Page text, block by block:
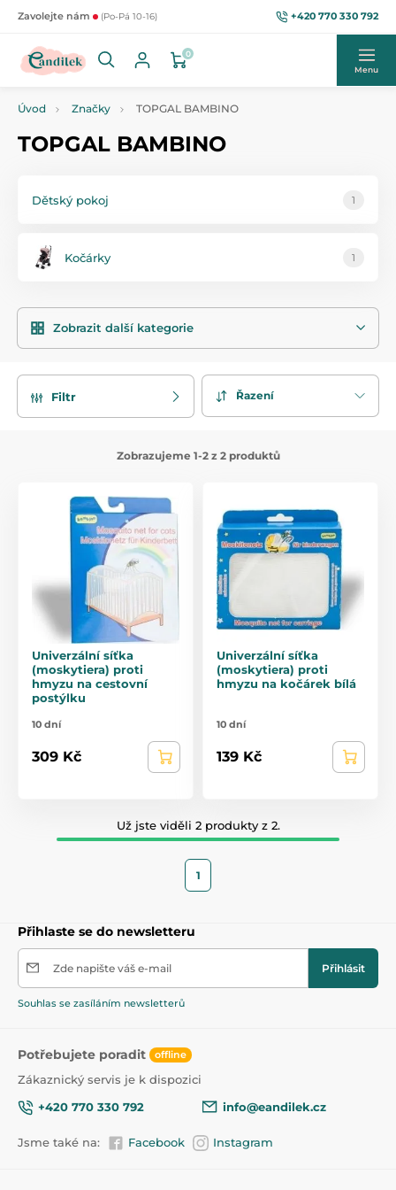
Zavolejte nám (Po-Pá 10-16) +420 770 330 792
0
Menu
Úvod Značky TOPGAL BAMBINO
TOPGAL BAMBINO
Dětský pokoj 1
Kočárky 1
Zobrazit další kategorie
Filtr Řazení
Zobrazujeme 1-2 z 2 produktů
Univerzální síťka
(moskytiera) proti
hmyzu na cestovní
postýlku
10 dní
309 Kč
Univerzální síťka
(moskytiera) proti
hmyzu na kočárek bílá
10 dní
139 Kč
Už jste viděli 2 produkty z 2.
1
Přihlaste se do newsletteru
Zde napište váš e-mail Přihlásit
Souhlas se zasíláním newsletterů
Potřebujete poradit offline
Zákaznický servis je k dispozici
+420 770 330 792
info@eandilek.cz
Jsme také na: Facebook Instagram